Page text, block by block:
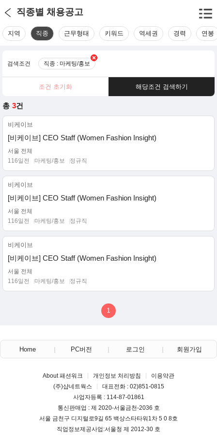
직종별 채용공고
지역 직종 근무형태 키워드 역세권 경력 연봉
검색조건 직종 : 마케팅/홍보
조건 초기화 해당조건 검색하기
총 3건
비케이브
[비케이브] CEO Staff (Women Fashion Insight)
서울 전체
116일전
마케팅/홍보 정규직
비케이브
[비케이브] CEO Staff (Women Fashion Insight)
서울 전체
116일전
마케팅/홍보 정규직
비케이브
[비케이브] CEO Staff (Women Fashion Insight)
서울 전체
116일전
마케팅/홍보 정규직
1
Home PC버전 로그인 회원가입
About 패션워크 개인정보 처리방침
이용약관
(주)샵네트웍스
대표전화 : 02)851-0815
사업자등록 : 114-87-01861
통신판매업 : 제 2020-서울금천-2036 호
서울 금천구 디지털로9길 65 백상스타타워1차 5 0 8호
직업정보제공사업:서울청 제 2012-30 호